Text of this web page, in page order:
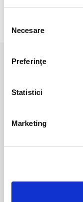
consimțământului
Necesare
Preferinţe
Statistici
Marketing